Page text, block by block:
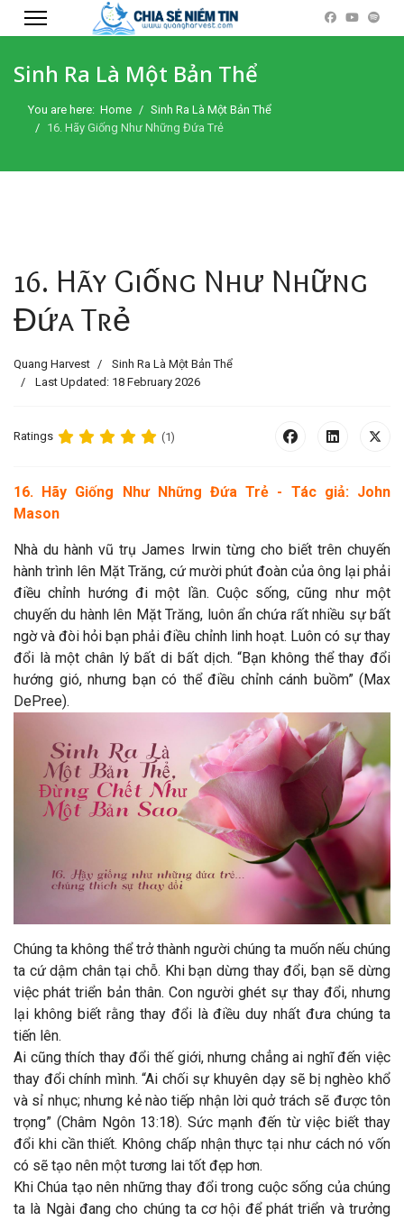
Sinh Ra Là Một Bản Thể
You are here: Home
Sinh Ra Là Một Bản Thể
16. Hãy Giống Như Những Đứa Trẻ
16. Hãy Giống Như Những
Đứa Trẻ
Quang Harvest
Sinh Ra Là Một Bản Thể
Last Updated: 18 February 2026
Ratings (1)
16. Hãy Giống Như Những Đứa Trẻ - Tác giả: John
Mason
Nhà du hành vũ trụ James lrwin từng cho biết trên chuyến
hành trình lên Mặt Trăng, cứ mười phút đoàn của ông lại phải
điều chỉnh hướng đi một lần. Cuộc sống, cũng như một
chuyến du hành lên Mặt Trăng, luôn ẩn chứa rất nhiều sự bất
ngờ và đòi hỏi bạn phải điều chỉnh linh hoạt. Luôn có sự thay
đổi là một chân lý bất di bất dịch. “Bạn không thể thay đổi
hướng gió, nhưng bạn có thể điều chỉnh cánh buồm” (Max
DePree).
Chúng ta không thể trở thành người chúng ta muốn nếu chúng
ta cứ dậm chân tại chỗ. Khi bạn dừng thay đổi, bạn sẽ dừng
việc phát triển bản thân. Con người ghét sự thay đổi, nhưng
lại không biết rằng thay đổi là điều duy nhất đưa chúng ta
tiến lên.
Ai cũng thích thay đổi thế giới, nhưng chẳng ai nghĩ đến việc
thay đổi chính mình. “Ai chối sự khuyên dạy sẽ bị nghèo khổ
và sỉ nhục; nhưng kẻ nào tiếp nhận lời quở trách sẽ được tôn
trọng” (Châm Ngôn 13:18). Sức mạnh đến từ việc biết thay
đổi khi cần thiết. Không chấp nhận thực tại như cách nó vốn
có sẽ tạo nên một tương lai tốt đẹp hơn.
Khi Chúa tạo nên những thay đổi trong cuộc sống của chúng
ta là Ngài đang cho chúng ta cơ hội để phát triển và trưởng